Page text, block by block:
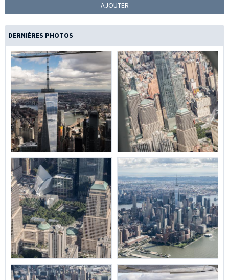
AJOUTER
DERNIÈRES PHOTOS